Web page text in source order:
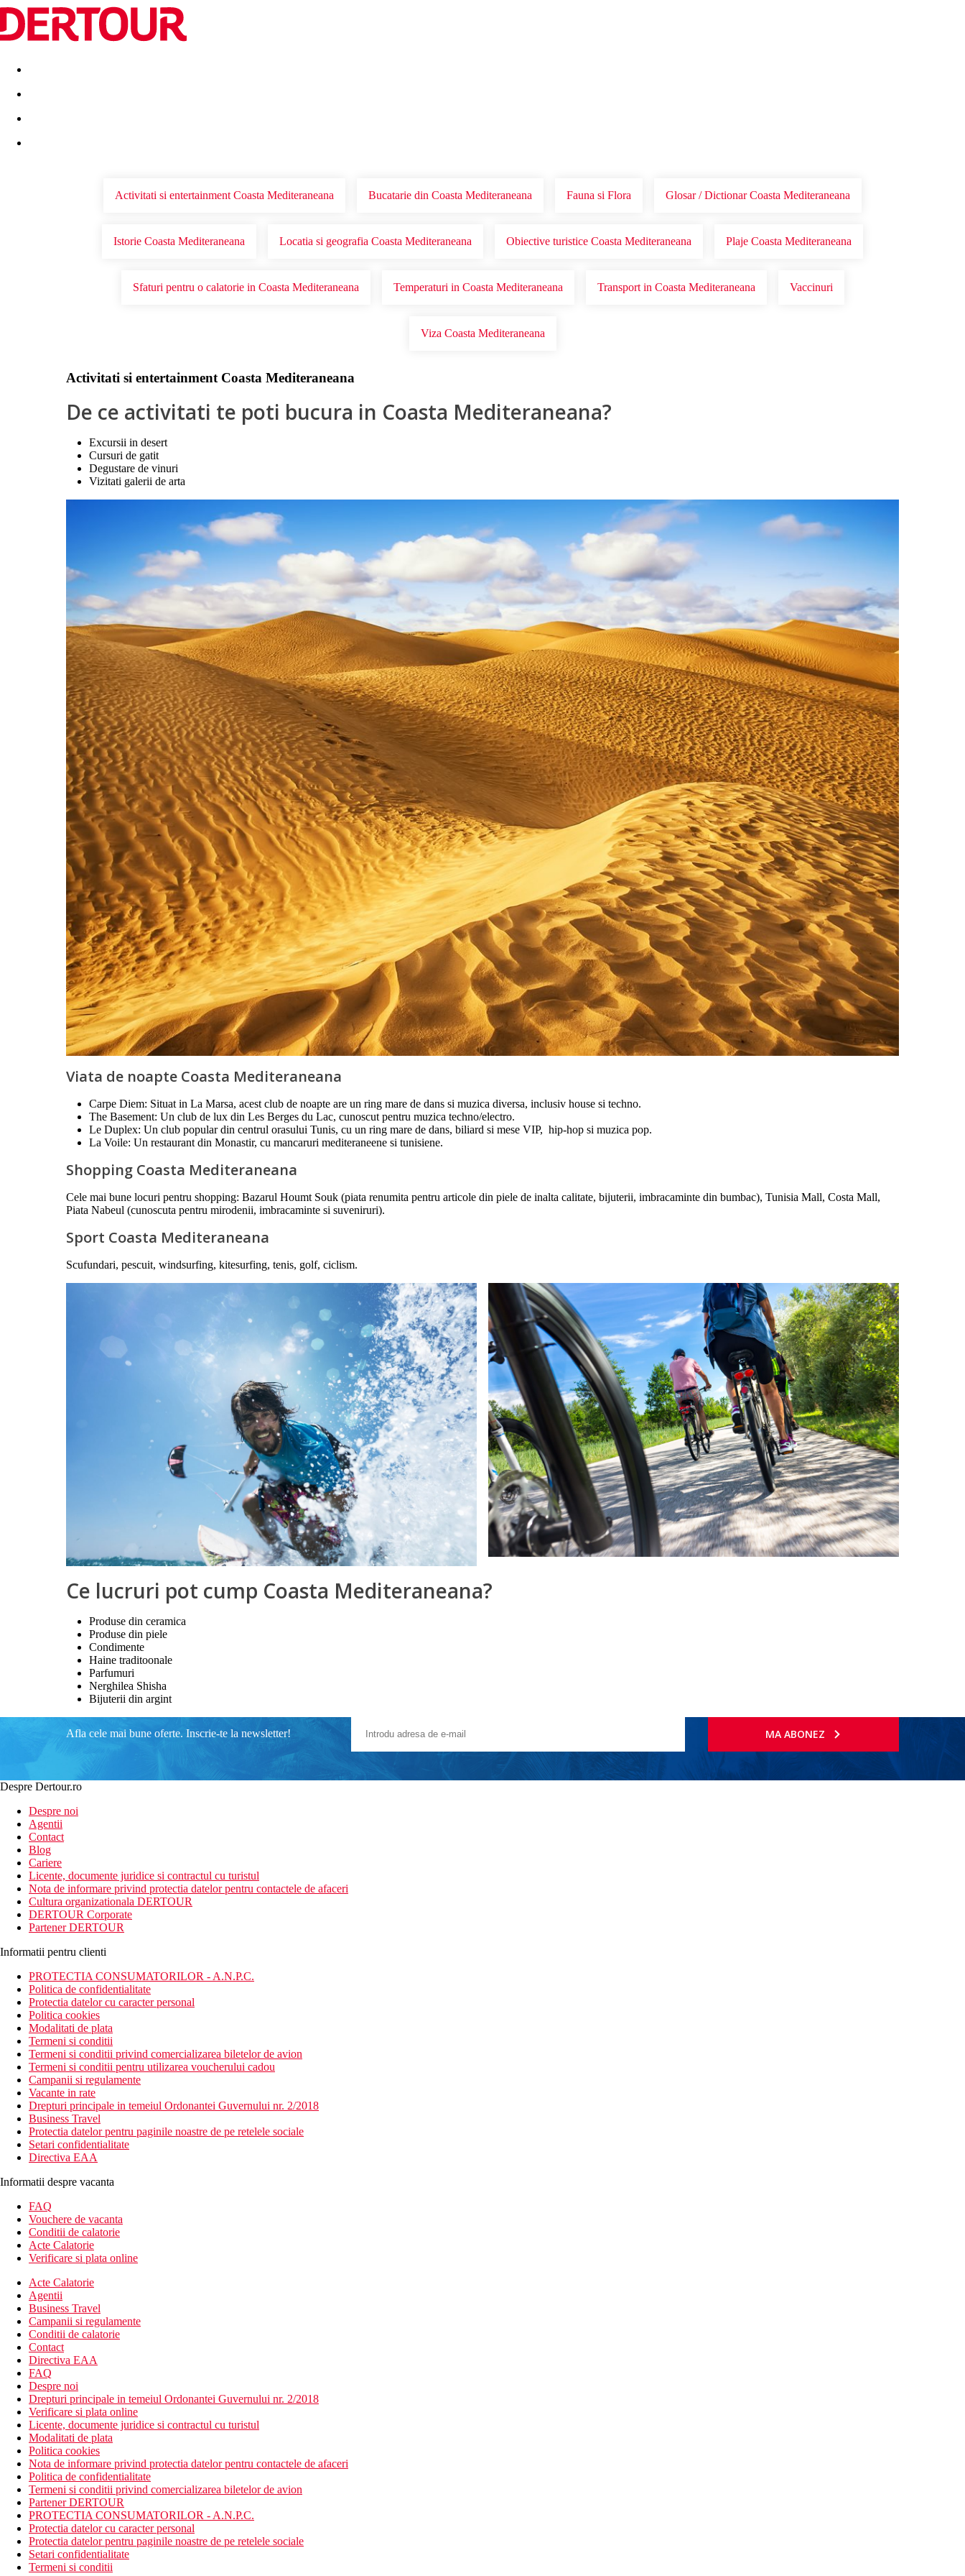
Destinatii Vacanta perfecta OFERTE DE NERATAT
Activitati si entertainment Coasta Mediteraneana Bucatarie din Coasta Mediteraneana Fauna si Flora Glosar / Dictionar Coasta Mediteraneana
Istorie Coasta Mediteraneana Locatia si geografia Coasta Mediteraneana Obiective turistice Coasta Mediteraneana Plaje Coasta Mediteraneana
Sfaturi pentru o calatorie in Coasta Mediteraneana Temperaturi in Coasta Mediteraneana Transport in Coasta Mediteraneana Vaccinuri
Viza Coasta Mediteraneana
Activitati si entertainment Coasta Mediteraneana
De ce activitati te poti bucura in Coasta Mediteraneana?
Excursii in desert
Cursuri de gatit
Degustare de vinuri
Vizitati galerii de arta
Viata de noapte Coasta Mediteraneana
Carpe Diem: Situat in La Marsa, acest club de noapte are un ring mare de dans si muzica diversa, inclusiv house si techno.
The Basement: Un club de lux din Les Berges du Lac, cunoscut pentru muzica techno/electro.
Le Duplex: Un club popular din centrul orasului Tunis, cu un ring mare de dans, biliard si mese VIP, hip-hop si muzica pop.
La Voile: Un restaurant din Monastir, cu mancaruri mediteraneene si tunisiene.
Shopping Coasta Mediteraneana
Cele mai bune locuri pentru shopping: Bazarul Houmt Souk (piata renumita pentru articole din piele de inalta calitate, bijuterii, imbracaminte din bumbac), Tunisia Mall, Costa Mall,
Piata Nabeul (cunoscuta pentru mirodenii, imbracaminte si suveniruri).
Sport Coasta Mediteraneana
Scufundari, pescuit, windsurfing, kitesurfing, tenis, golf, ciclism.
Ce lucruri pot cump Coasta Mediteraneana?
Produse din ceramica
Produse din piele
Condimente
Haine traditoonale
Parfumuri
Nerghilea Shisha
Bijuterii din argint
Afla cele mai bune oferte. Inscrie-te la newsletter! MA ABONEZ
Despre Dertour.ro
Despre noi
Agentii
Contact
Blog
Cariere
Licente, documente juridice si contractul cu turistul
Nota de informare privind protectia datelor pentru contactele de afaceri
Cultura organizationala DERTOUR
DERTOUR Corporate
Partener DERTOUR
Informatii pentru clienti
PROTECTIA CONSUMATORILOR - A.N.P.C.
Politica de confidentialitate
Protectia datelor cu caracter personal
Politica cookies
Modalitati de plata
Termeni si conditii
Termeni si conditii privind comercializarea biletelor de avion
Termeni si conditii pentru utilizarea voucherului cadou
Campanii si regulamente
Vacante in rate
Drepturi principale in temeiul Ordonantei Guvernului nr. 2/2018
Business Travel
Protectia datelor pentru paginile noastre de pe retelele sociale
Setari confidentialitate
Directiva EAA
Informatii despre vacanta
FAQ
Vouchere de vacanta
Conditii de calatorie
Acte Calatorie
Verificare si plata online
Acte Calatorie
Agentii
Business Travel
Campanii si regulamente
Conditii de calatorie
Contact
Directiva EAA
FAQ
Despre noi
Drepturi principale in temeiul Ordonantei Guvernului nr. 2/2018
Verificare si plata online
Licente, documente juridice si contractul cu turistul
Modalitati de plata
Politica cookies
Nota de informare privind protectia datelor pentru contactele de afaceri
Politica de confidentialitate
Termeni si conditii privind comercializarea biletelor de avion
Partener DERTOUR
PROTECTIA CONSUMATORILOR - A.N.P.C.
Protectia datelor cu caracter personal
Protectia datelor pentru paginile noastre de pe retelele sociale
Setari confidentialitate
Termeni si conditii